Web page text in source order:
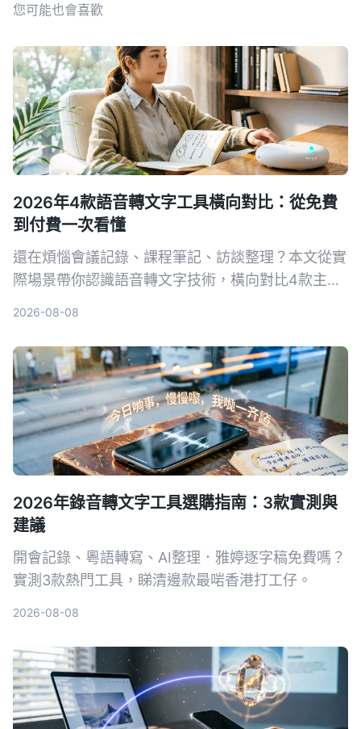
您可能也會喜歡
2026年4款語音轉文字工具橫向對比：從免費
到付費一次看懂
還在煩惱會議記錄、課程筆記、訪談整理？本文從實
際場景帶你認識語音轉文字技術，橫向對比4款主流
2026-08-08
2026年錄音轉文字工具選購指南：3款實測與
建議
開會記錄、粵語轉寫、AI整理．雅婷逐字稿免費嗎？
實測3款熱門工具，睇清邊款最啱香港打工仔。
2026-08-08